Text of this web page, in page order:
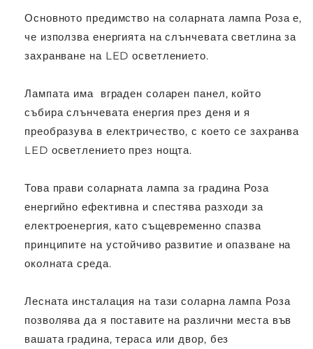
Основното предимство на соларната лампа Роза е,
че използва енергията на слънчевата светлина за
захранване на LED осветлението.
Лампата има вграден соларен панел, който
събира слънчевата енергия през деня и я
преобразува в електричество, с което се захранва
LED осветлението през нощта.
Това прави соларната лампа за градина Роза
енергийно ефективна и спестява разходи за
електроенергия, като същевременно спазва
принципите на устойчиво развитие и опазване на
околната среда.
Лесната инсталация на тази соларна лампа Роза
позволява да я поставите на различни места във
вашата градина, тераса или двор, без